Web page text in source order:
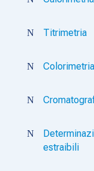
N Titrimetria
N
N
N
estraibili